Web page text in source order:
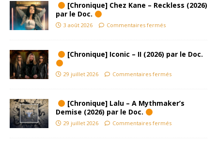
[Chronique] Chez Kane – Reckless (2026)
par le Doc.
3 août 2026 Commentaires fermés
[Chronique] Iconic – II (2026) par le Doc.
29 juillet 2026 Commentaires fermés
[Chronique] Lalu – A Mythmaker’s
Demise (2026) par le Doc.
29 juillet 2026 Commentaires fermés